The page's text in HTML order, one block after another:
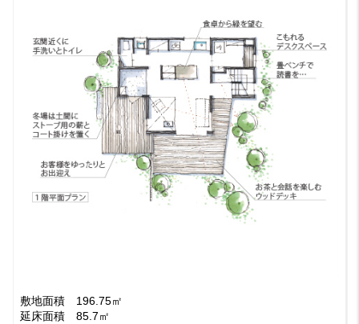
敷地面積 196.75㎡
延床面積 85.7㎡